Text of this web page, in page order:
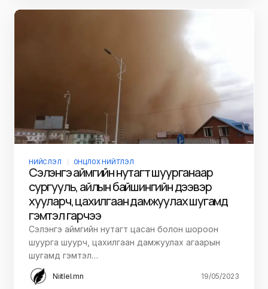
НИЙСЛЭЛ ОНЦЛОХ НИЙТЛЭЛ
Сэлэнгэ аймгийн нутагт шуурганаар
сургууль, айлын байшингийн дээвэр
хууларч, цахилгаан дамжуулах шугамд
гэмтэл гарчээ
Сэлэнгэ аймгийн нутагт цасан болон шороон
шуурга шуурч, цахилгаан дамжуулах агаарын
шугамд гэмтэл…
Niitlel.mn 19/05/2023